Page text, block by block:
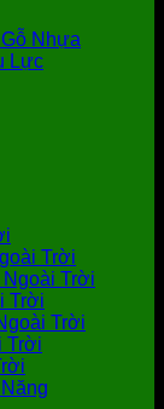
Nhựa
Lực
Trời
Trời
Trời
Trời
Trời